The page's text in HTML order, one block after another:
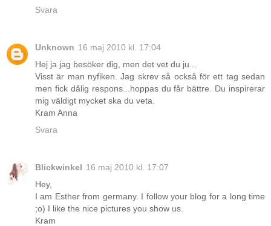
Svara
Unknown 16 maj 2010 kl. 17:04
Hej ja jag besöker dig, men det vet du ju...
Visst är man nyfiken. Jag skrev så också för ett tag sedan
men fick dålig respons...hoppas du får bättre. Du inspirerar
mig väldigt mycket ska du veta.
Kram Anna
Svara
Blickwinkel 16 maj 2010 kl. 17:07
Hey,
I am Esther from germany. I follow your blog for a long time
;o) I like the nice pictures you show us.
Kram